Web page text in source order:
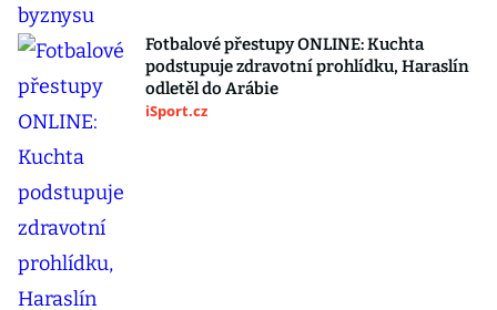
Fotbalové přestupy ONLINE: Kuchta
podstupuje zdravotní prohlídku, Haraslín
odletěl do Arábie
iSport.cz